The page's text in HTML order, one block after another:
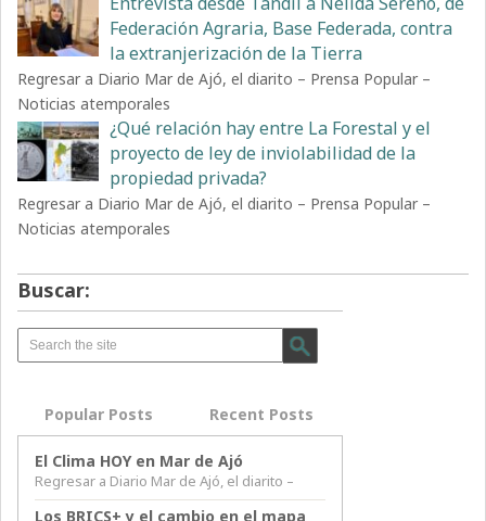
Federación Agraria, Base Federada, contra
la extranjerización de la Tierra
Regresar a Diario Mar de Ajó, el diarito – Prensa Popular –
Noticias atemporales
¿Qué relación hay entre La Forestal y el
proyecto de ley de inviolabilidad de la
propiedad privada?
Regresar a Diario Mar de Ajó, el diarito – Prensa Popular –
Noticias atemporales
Buscar:
Popular Posts Recent Posts
El Clima HOY en Mar de Ajó
Regresar a Diario Mar de Ajó, el diarito –
Los BRICS+ y el cambio en el mapa